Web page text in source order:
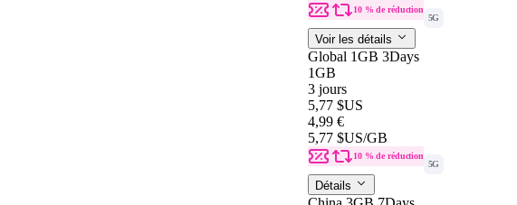
10 % de réduction
5G
Voir les détails
Global 1GB 3Days
1GB
3 jours
5,77 $US
4,99 €
5,77 $US/GB
10 % de réduction
5G
Détails